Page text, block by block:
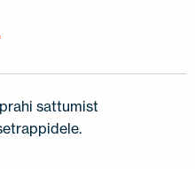
sattumist